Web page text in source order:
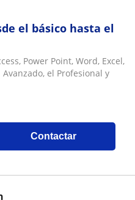
el básico hasta el
Power Point, Word, Excel,
el Profesional y
Contactar